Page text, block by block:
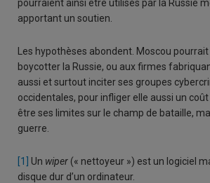
pourraient ainsi être utilisés par la Russie
apportant un soutien.
Les hypothèses abondent. Moscou
boycotter la Russie, ou aux firmes
aussi et surtout inciter ses groupes
occidentales, pour infliger elle aussi un
être ses limites sur le champ de bataille,
guerre.
[1] Un wiper (« nettoyeur ») est un logiciel
disque dur d’un ordinateur.